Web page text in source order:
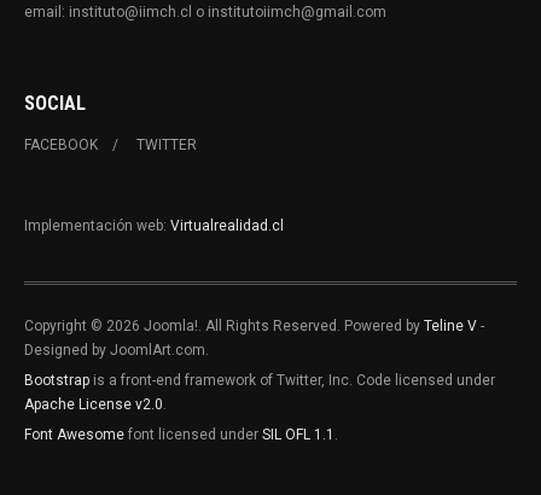
email: instituto@iimch.cl o institutoiimch@gmail.com
SOCIAL
FACEBOOK TWITTER
Implementación web: Virtualrealidad.cl
Copyright © 2026 Joomla!. All Rights Reserved. Powered by Teline V -
Designed by JoomlArt.com.
Bootstrap is a front-end framework of Twitter, Inc. Code licensed under
Apache License v2.0.
Font Awesome font licensed under SIL OFL 1.1 .